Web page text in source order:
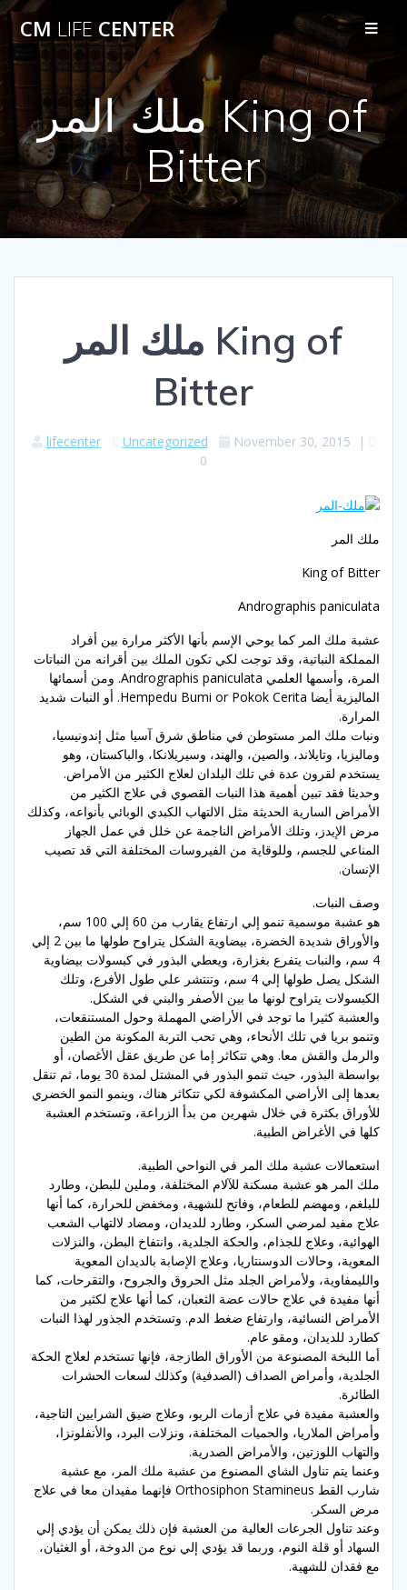
Skip
to
CM LIFE CENTER
ملك المر King of
Bitter
ملك المر King of
Bitter
lifecenter Uncategorized November 30, 2015 |
0
ملك المر
King of Bitter
Andrographis paniculata
عشبة ملك المر كما يوحي الإسم بأنها الأكثر مرارة بين أفراد
المملكة النباتية، وقد توجت لكي تكون الملك بين أقرانه من النباتات
المرة، وأسمها العلمي Andrographis paniculata. ومن أسمائها
الماليزية أيضا Hempedu Bumi or Pokok Cerita. أو النبات شديد
المرارة.
ونبات ملك المر مستوطن في مناطق شرق آسيا مثل إندونيسيا،
وماليزيا، وتايلاند، والصين، والهند، وسيريلانكا، والباكستان، وهو
يستخدم لقرون عدة في تلك البلدان لعلاج الكثير من الأمراض.
وحديثا فقد تبين أهمية هذا النبات القصوي في علاج الكثير من
الأمراض السارية الحديثة مثل الالتهاب الكبدي الوبائي بأنواعه، وكذلك
مرض الإيدز، وتلك الأمراض الناجمة عن خلل في عمل الجهاز
المناعي للجسم، وللوقاية من الفيروسات المختلفة التي قد تصيب
الإنسان.
وصف النبات.
هو عشبة موسمية تنمو إلي ارتفاع يقارب من 60 إلي 100 سم،
والأوراق شديدة الخضرة، بيضاوية الشكل يتراوح طولها ما بين 2 إلي
4 سم، والنبات يتفرع بغزارة، ويعطي البذور في كبسولات بيضاوية
الشكل يصل طولها إلي 4 سم، وتنتشر علي طول الأفرع، وتلك
الكبسولات يتراوح لونها ما بين الأصفر والبني في الشكل.
والعشبة كثيرا ما توجد في الأراضي المهملة وحول المستنقعات،
وتنمو بريا في تلك الأنحاء، وهي تحب التربة المكونة من الطين
والرمل والقش معا. وهي تتكاثر إما عن طريق عقل الأغصان، أو
بواسطة البذور، حيث تنمو البذور في المشتل لمدة 30 يوما، ثم تنقل
بعدها إلى الأراضي المكشوفة لكي تتكاثر هناك، وينمو النمو الخضري
للأوراق بكثرة في خلال شهرين من بدأ الزراعة، وتستخدم العشبة
كلها في الأغراض الطبية.
استعمالات عشبة ملك المر في النواحي الطبية.
ملك المر هو عشبة مسكنة للآلام المختلفة، وملين للبطن، وطارد
للبلغم، ومهضم للطعام، وفاتح للشهية، ومخفض للحرارة، كما أنها
علاج مفيد لمرضي السكر، وطارد للديدان، ومضاد لالتهاب الشعب
الهوائية، وعلاج للجذام، والحكة الجلدية، وانتفاخ البطن، والنزلات
المعوية، وحالات الدوسنتاريا، وعلاج الإصابة بالديدان المعوية
والليمفاوية، ولأمراض الجلد مثل الحروق والجروح، والتقرحات، كما
أنها مفيدة في علاج حالات عضة الثعبان، كما أنها علاج لكثير من
الأمراض النسائية، وارتفاع ضغط الدم. وتستخدم الجذور لهذا النبات
كطارد للديدان، ومقو عام.
أما اللبخة المصنوعة من الأوراق الطازجة، فإنها تستخدم لعلاج الحكة
الجلدية، وأمراض الصداف (الصدفية) وكذلك لسعات الحشرات
الطائرة.
والعشبة مفيدة في علاج أزمات الربو، وعلاج ضيق الشرايين التاجية،
وأمراض الملاريا، والحميات المختلفة، ونزلات البرد، والأنفلونزا،
والتهاب اللوزتين، والأمراض الصدرية.
وعنما يتم تناول الشاي المصنوع من عشبة ملك المر، مع عشبة
شارب القط Orthosiphon Stamineus فإنهما مفيدان معا في علاج
مرض السكر.
وعند تناول الجرعات العالية من العشبة فإن ذلك يمكن أن يؤدي إلي
السهاد أو قلة النوم، وربما قد يؤدي إلي نوع من الدوخة، أو الغثيان،
مع فقدان للشهية.